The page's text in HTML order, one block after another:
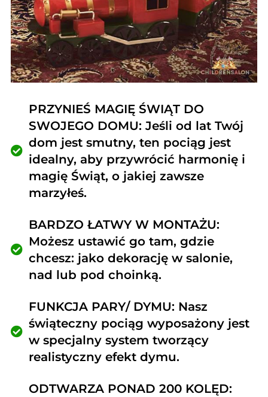
PRZYNIEŚ MAGIĘ ŚWIĄT DO
SWOJEGO DOMU: Jeśli od lat Twój
dom jest smutny, ten pociąg jest
idealny, aby przywrócić harmonię i
magię Świąt, o jakiej zawsze
marzyłeś.
BARDZO ŁATWY W MONTAŻU:
Możesz ustawić go tam, gdzie
chcesz: jako dekorację w salonie,
nad lub pod choinką.
FUNKCJA PARY/ DYMU: Nasz
świąteczny pociąg wyposażony jest
w specjalny system tworzący
realistyczny efekt dymu.
ODTWARZA PONAD 200 KOLĘD: